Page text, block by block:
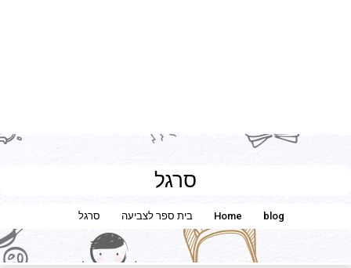
סרגל
Home blog בית ספר לצביעה סרגל